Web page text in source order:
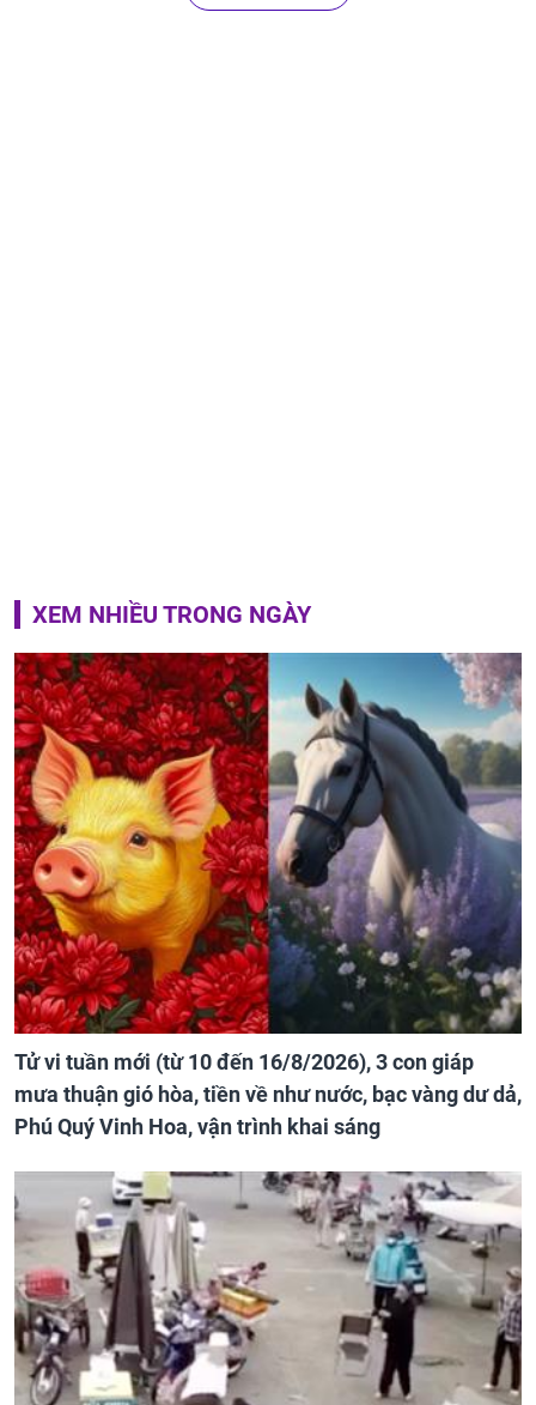
XEM NHIỀU TRONG NGÀY
Tử vi tuần mới (từ 10 đến 16/8/2026), 3 con giáp
mưa thuận gió hòa, tiền về như nước, bạc vàng dư dả,
Phú Quý Vinh Hoa, vận trình khai sáng